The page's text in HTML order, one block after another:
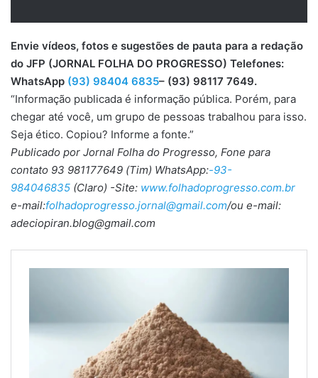
Envie vídeos, fotos e sugestões de pauta para a redação
do JFP (JORNAL FOLHA DO PROGRESSO) Telefones:
WhatsApp (93) 98404 6835– (93) 98117 7649.
“Informação publicada é informação pública. Porém, para
chegar até você, um grupo de pessoas trabalhou para isso.
Seja ético. Copiou? Informe a fonte.”
Publicado por Jornal Folha do Progresso, Fone para
contato 93 981177649 (Tim) WhatsApp:-93-
984046835 (Claro) -Site: www.folhadoprogresso.com.br
e-mail:folhadoprogresso.jornal@gmail.com/ou e-mail:
adeciopiran.blog@gmail.com